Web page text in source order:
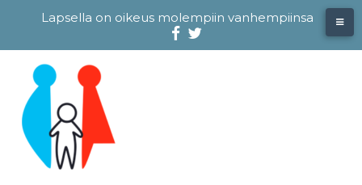
content
Lapsella on oikeus molempiin vanhempiinsa
Facebook
@evliitto